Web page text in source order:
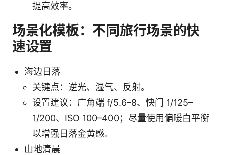
提高效率。
场景化模板：不同旅行场景的快
速设置
海边日落
关键点：逆光、湿气、反射。
设置建议：广角端 f/5.6–8、快门 1/125–
1/200、ISO 100–400；尽量使用偏暖白平衡
以增强日落金黄感。
山地清晨